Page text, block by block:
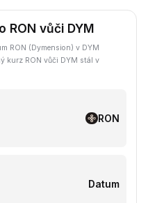
RON vůči DYM
RON (Dymension) v DYM
kurz RON vůči DYM stál v
RON
Datum